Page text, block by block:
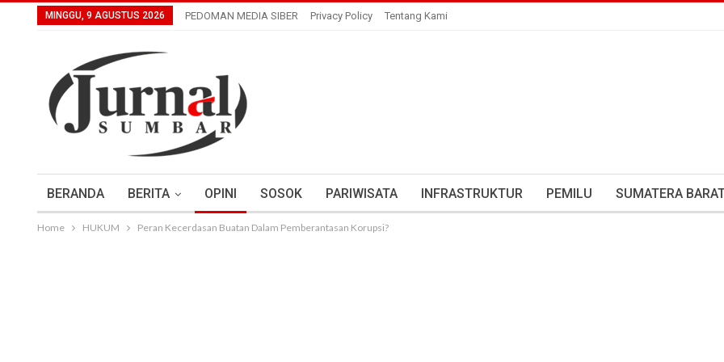
MINGGU, 9 AGUSTUS 2026 PEDOMAN MEDIA SIBER Privacy Policy Tentang Kami
BERANDA BERITA OPINI SOSOK PARIWISATA INFRASTRUKTUR PEMILU SUMATERA
Home HUKUM Peran Kecerdasan Buatan Dalam Pemberantasan Korupsi?